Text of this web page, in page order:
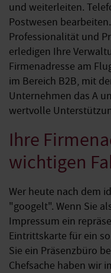
und weiterleiten.
Postwesen
Professionalität und
erledigen Ihre
Firmenadresse am
im Bereich B2B, mit
Unternehmen das A
wertvolle
Ihre
wichtigen
Wer heute nach dem
"googelt". Wenn Sie
Impressum ein
Eintrittskarte für ein
Sie ein Präsenzbüro
Chefsache haben wir